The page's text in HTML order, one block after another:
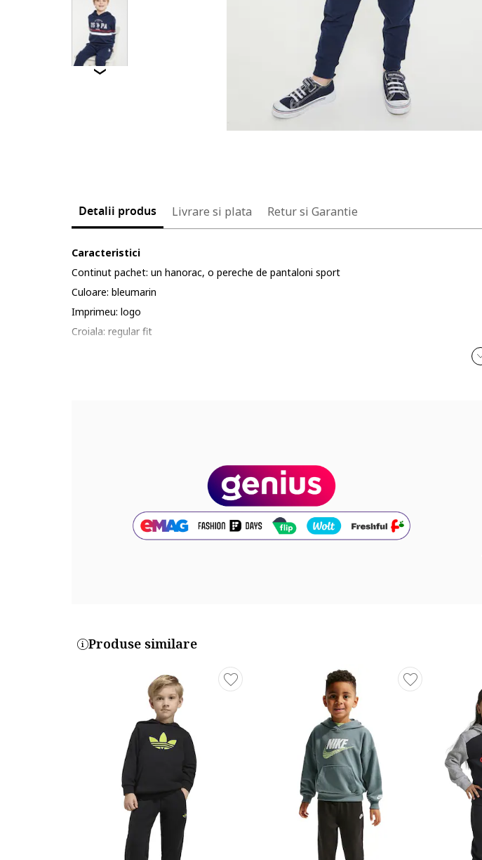
Detalii produs Livrare si plata Retur si Garantie
Caracteristici
Continut pachet: un hanorac, o pereche de pantaloni sport
Culoare: bleumarin
Imprimeu: logo
Croiala: regular fit
US1133-G-NAVY
Produse similare